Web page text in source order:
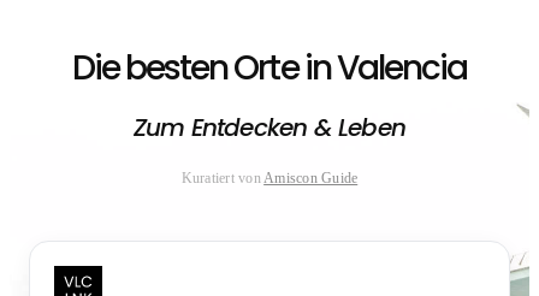
Die besten Orte in Valencia
Zum Entdecken & Leben
Kuratiert vonAmiscon Guide